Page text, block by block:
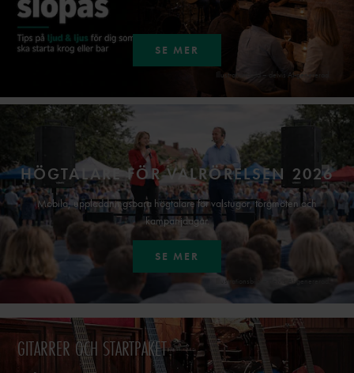
SE MER
Illustrationsbild – delvis AI-genererad.
HÖGTALARE FÖR VALRÖRELSEN 2026
Mobila, uppladdningsbara högtalare för valstugor, torgmöten och
kampanjdagar.
SE MER
Illustrationsbild – delvis AI-genererad.
GITARRER OCH STARTPAKET